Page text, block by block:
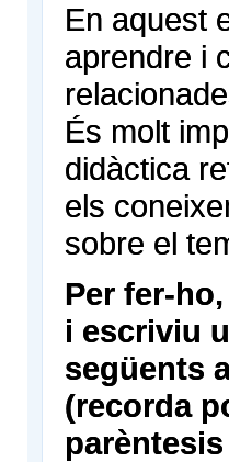
En aquest
aprendre i
És molt
didàctica
els
sobre el
Per fer-
i escriviu
següents
(recorda